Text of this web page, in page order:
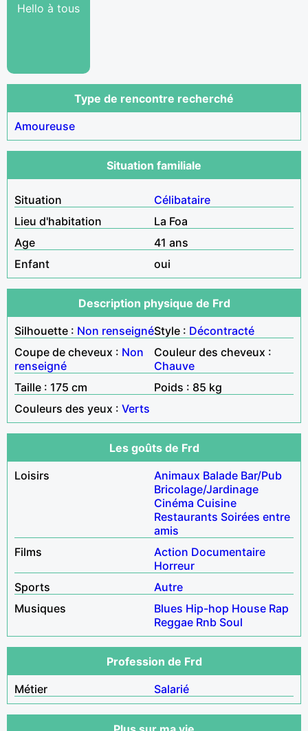
Hello à tous
Type de rencontre recherché
Amoureuse
Situation familiale
Situation
Célibataire
Lieu d'habitation
La Foa
Age
41 ans
Enfant
oui
Description physique de Frd
Silhouette : Non renseignéStyle : Décontracté
Coupe de cheveux : Non
renseigné
Couleur des cheveux :
Chauve
Taille : 175 cm
Poids : 85 kg
Couleurs des yeux : Verts
Les goûts de Frd
Loisirs
Animaux Balade Bar/Pub
Bricolage/Jardinage
Cinéma Cuisine
Restaurants Soirées entre
amis
Films
Action Documentaire
Horreur
Sports
Autre
Musiques
Blues Hip-hop House Rap
Reggae Rnb Soul
Profession de Frd
Métier
Salarié